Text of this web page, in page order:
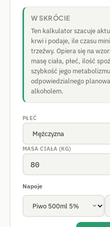
W SKRÓCIE
Ten kalkulator szacuje
krwi i podaje, ile czasu
trzeźwy. Opiera się na
masę ciała, płeć, ilość
szybkość jego
odpowiedzialnego
alkoholem.
PŁEĆ
MASA CIAŁA (KG)
Napoje